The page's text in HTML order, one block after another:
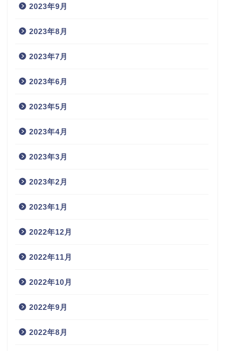
2023年9月
2023年8月
2023年7月
2023年6月
2023年5月
2023年4月
2023年3月
2023年2月
2023年1月
2022年12月
2022年11月
2022年10月
2022年9月
2022年8月